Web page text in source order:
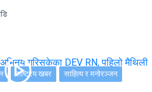
राष्ट्रिय खबर साहित्य र मनोरञ्जन